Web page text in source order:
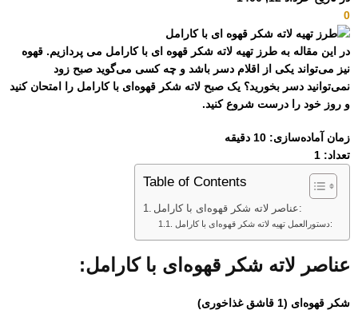
0
در این مقاله به طرز تهیه لاته شکر قهوه ای با کارامل می پردازیم. قهوه
نیز می‌تواند یکی از اقلام دسر باشد و چه کسی می‌گوید صبح زود
نمی‌توانید دسر بخورید؟ یک صبح لاته شکر قهوه‌ای با کارامل را امتحان کنید
و روز خود را درست شروع کنید.
زمان آماده‌سازی: 10 دقیقه
تعداد: 1
Table of Contents
عناصر لاته شکر قهوه‌ای با کارامل:
دستورالعمل تهیه لاته شکر قهوه‌ای با کارامل:
عناصر لاته شکر قهوه‌ای با کارامل:
شکر قهوه‌ای (1 قاشق غذاخوری)